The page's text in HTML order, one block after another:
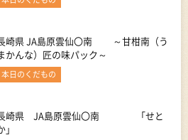
崎県 JA島原雲仙〇南 ～甘柑南（う
かんな）匠の味パック～
本日のくだもの
崎県 JA島原雲仙〇南 「せと
」